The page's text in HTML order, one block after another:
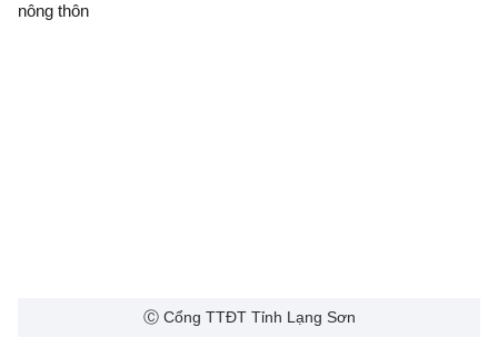
nông thôn
Ⓒ Cổng TTĐT Tỉnh Lạng Sơn